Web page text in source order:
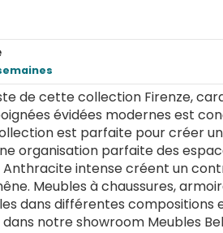
de cette collection Firenze,
évidées modernes est
est parfaite pour créer
organisation parfaite des
Anthracite intense créent un
Meubles à chaussures,
dans différentes compositions
notre showroom Meubles